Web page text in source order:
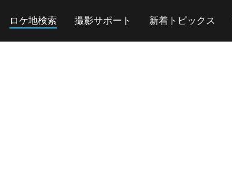
ロケ地検索 撮影サポート 新着トピックス